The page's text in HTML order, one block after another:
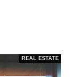
REAL ESTATE